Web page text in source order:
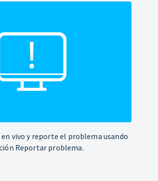
en vivo y reporte el problema usando
Reportar problema.